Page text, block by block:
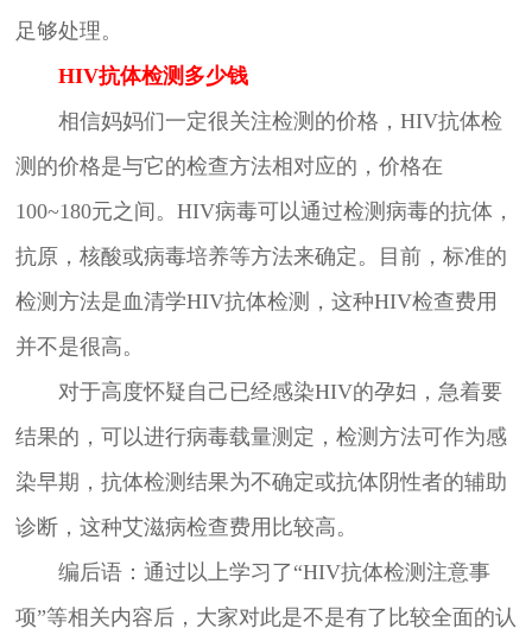
足够处理。
HIV抗体检测多少钱
相信妈妈们一定很关注检测的价格，HIV抗体检
测的价格是与它的检查方法相对应的，价格在
100~180元之间。HIV病毒可以通过检测病毒的抗体，
抗原，核酸或病毒培养等方法来确定。目前，标准的
检测方法是血清学HIV抗体检测，这种HIV检查费用
并不是很高。
对于高度怀疑自己已经感染HIV的孕妇，急着要
结果的，可以进行病毒载量测定，检测方法可作为感
染早期，抗体检测结果为不确定或抗体阴性者的辅助
诊断，这种艾滋病检查费用比较高。
编后语：通过以上学习了“HIV抗体检测注意事
项”等相关内容后，大家对此是不是有了比较全面的认